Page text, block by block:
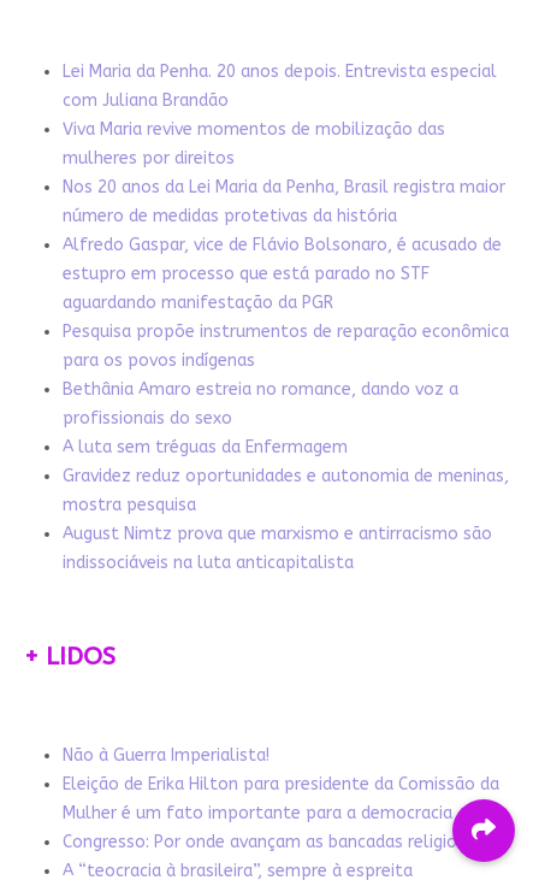
Lei Maria da Penha. 20 anos depois. Entrevista especial
com Juliana Brandão
Viva Maria revive momentos de mobilização das
mulheres por direitos
Nos 20 anos da Lei Maria da Penha, Brasil registra maior
número de medidas protetivas da história
Alfredo Gaspar, vice de Flávio Bolsonaro, é acusado de
estupro em processo que está parado no STF
aguardando manifestação da PGR
Pesquisa propõe instrumentos de reparação econômica
para os povos indígenas
Bethânia Amaro estreia no romance, dando voz a
profissionais do sexo
A luta sem tréguas da Enfermagem
Gravidez reduz oportunidades e autonomia de meninas,
mostra pesquisa
August Nimtz prova que marxismo e antirracismo são
indissociáveis na luta anticapitalista
+ LIDOS
Não à Guerra Imperialista!
Eleição de Erika Hilton para presidente da Comissão da
Mulher é um fato importante para a democracia
Congresso: Por onde avançam as bancadas religiosas
A “teocracia à brasileira”, sempre à espreita